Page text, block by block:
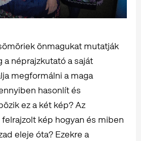
önmagukat mutatják
a néprajzkutató a saját
megformálni a maga
hasonlít és
ez a két kép? Az
kép hogyan és miben
eleje óta? Ezekre a